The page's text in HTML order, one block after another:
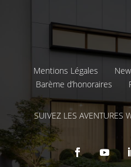
Mentions Légales
Barème d’honoraires
SUIVEZ LES AVENTURES